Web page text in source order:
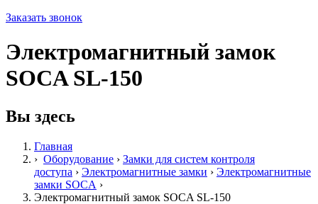
Заказать звонок
Электромагнитный замок
SOCA SL-150
Вы здесь
Главная
› Оборудование › Замки для систем контроля
доступа › Электромагнитные замки › Электромагнитные
замки SOCA ›
Электромагнитный замок SOCA SL-150